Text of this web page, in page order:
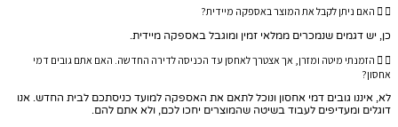
האם ניתן לקבל את המוצר באספקה מיידית?
כן, יש דגמים שנמכרים ממלאי זמין ומוגבל באספקה מיידית.
הזמנתי מיטה ומזרן, אך אצטרך לאחסן עד הכניסה לדירה החדשה. האם אתם גובים דמי
אחסון?
לא, איננו גובים דמי אחסון ונוכל לתאם את האספקה למועד כניסתכם לבית החדש. אנו
דוגלים ומעדיפים לעבוד בשיטה שהמוצרים יחכו לכם, ולא אתם להם.